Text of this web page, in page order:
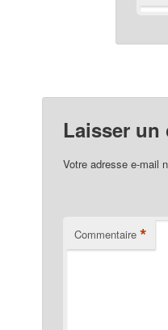
Laisser un
Votre adresse e-mail
Commentaire *